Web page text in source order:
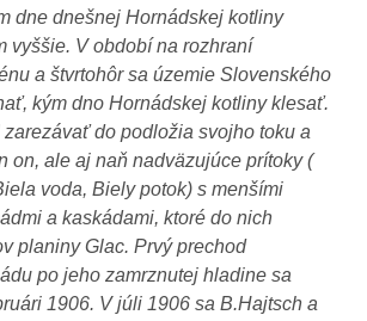
dne dnešnej Hornádskej kotliny
vyššie. V období na rozhraní
a štvrtohôr sa územie Slovenského
kým dno Hornádskej kotliny klesať.
do podložia svojho toku a
on, ale aj naň nadväzujúce prítoky (
voda, Biely potok) s menšími
a kaskádami, ktoré do nich
planiny Glac. Prvý prechod
po jeho zamrznutej hladine sa
1906. V júli 1906 sa B.Hajtsch a